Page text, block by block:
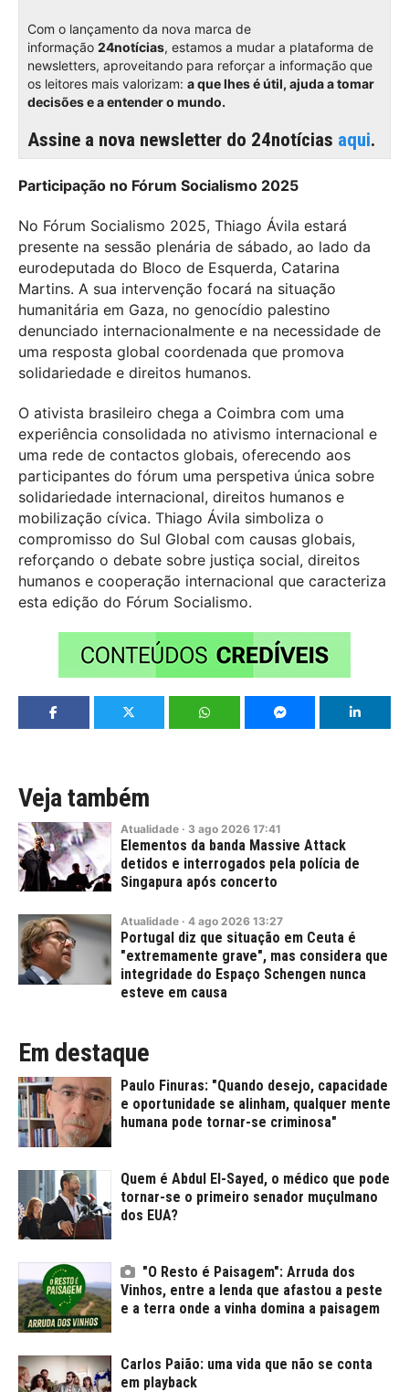
Com o lançamento da nova marca de
informação 24notícias, estamos a mudar a plataforma de
newsletters, aproveitando para reforçar a informação que
os leitores mais valorizam: a que lhes é útil, ajuda a tomar
decisões e a entender o mundo.
Assine a nova newsletter do 24notícias aqui.
Participação no Fórum Socialismo 2025
No Fórum Socialismo 2025, Thiago Ávila estará
presente na sessão plenária de sábado, ao lado da
eurodeputada do Bloco de Esquerda, Catarina
Martins. A sua intervenção focará na situação
humanitária em Gaza, no genocídio palestino
denunciado internacionalmente e na necessidade de
uma resposta global coordenada que promova
solidariedade e direitos humanos.
O ativista brasileiro chega a Coimbra com uma
experiência consolidada no ativismo internacional e
uma rede de contactos globais, oferecendo aos
participantes do fórum uma perspetiva única sobre
solidariedade internacional, direitos humanos e
mobilização cívica. Thiago Ávila simboliza o
compromisso do Sul Global com causas globais,
reforçando o debate sobre justiça social, direitos
humanos e cooperação internacional que caracteriza
esta edição do Fórum Socialismo.
Veja também
Atualidade · 3 ago 2026 17:41
Elementos da banda Massive Attack
detidos e interrogados pela polícia de
Singapura após concerto
Atualidade · 4 ago 2026 13:27
Portugal diz que situação em Ceuta é
"extremamente grave", mas considera que
integridade do Espaço Schengen nunca
esteve em causa
Em destaque
Paulo Finuras: "Quando desejo, capacidade
e oportunidade se alinham, qualquer mente
humana pode tornar-se criminosa"
Quem é Abdul El-Sayed, o médico que pode
tornar-se o primeiro senador muçulmano
dos EUA?
"O Resto é Paisagem": Arruda dos
Vinhos, entre a lenda que afastou a peste
e a terra onde a vinha domina a paisagem
Carlos Paião: uma vida que não se conta
em playback